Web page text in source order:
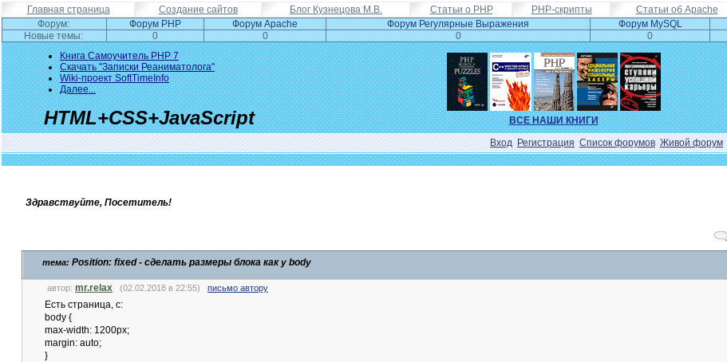
Главная страница Создание сайтов Блог Кузнецова М.В. Статьи о PHP PHP-скрипты Статьи об Apache
Форум:
Форум PHP Форум Apache Форум Регулярные Выражения Форум MySQL
Новые темы:
0 0 0 0
Книга Самоучитель PHP 7
Скачать "Записки Реаниматолога"
Wiki-проект SoftTimeInfo
Далее...
ВСЕ НАШИ КНИГИ
HTML+CSS+JavaScript
Вход Регистрация Список форумов Живой форум
Здравствуйте, Посетитель!
тема: Position: fixed - сделать размеры блока как у body
автор: mr.relax (02.02.2018 в 22:55) письмо автору
Есть страница, c:
body {
max-width: 1200px;
margin: auto;
}